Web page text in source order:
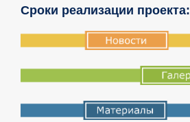
Сроки реализации проекта: